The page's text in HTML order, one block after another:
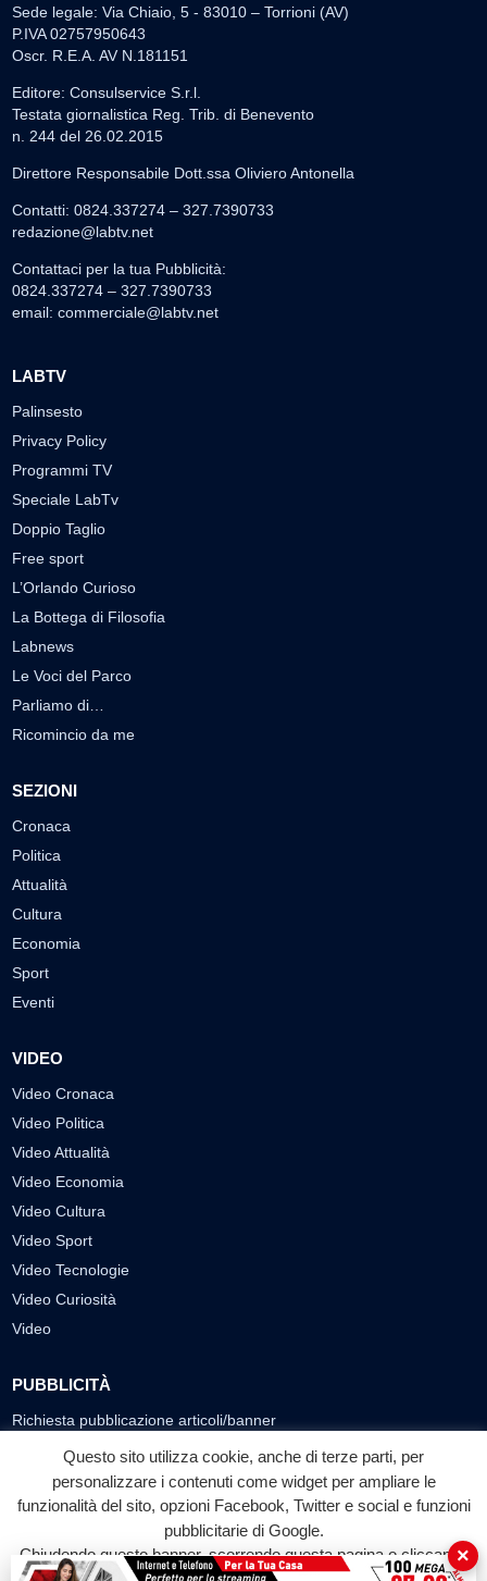
Sede legale: Via Chiaio, 5 - 83010 – Torrioni (AV)
P.IVA 02757950643
Oscr. R.E.A. AV N.181151
Editore: Consulservice S.r.l.
Testata giornalistica Reg. Trib. di Benevento
n. 244 del 26.02.2015
Direttore Responsabile Dott.ssa Oliviero Antonella
Contatti: 0824.337274 – 327.7390733
redazione@labtv.net
Contattaci per la tua Pubblicità:
0824.337274 – 327.7390733
email: commerciale@labtv.net
LABTV
Palinsesto
Privacy Policy
Programmi TV
Speciale LabTv
Doppio Taglio
Free sport
L’Orlando Curioso
La Bottega di Filosofia
Labnews
Le Voci del Parco
Parliamo di…
Ricomincio da me
SEZIONI
Cronaca
Politica
Attualità
Cultura
Economia
Sport
Eventi
VIDEO
Video Cronaca
Video Politica
Video Attualità
Video Economia
Video Cultura
Video Sport
Video Tecnologie
Video Curiosità
Video
PUBBLICITÀ
Richiesta pubblicazione articoli/banner
SEGUICI SUI SOCIAL
f
Facebook
◎ ▶
YouTube
Questo sito utilizza cookie, anche di terze parti, per
personalizzare i contenuti come widget per ampliare le
funzionalità del sito, opzioni Facebook, Twitter e social e funzioni
pubblicitarie di Google.
Chiudendo questo banner, scorrendo questa pagina o cliccando
×